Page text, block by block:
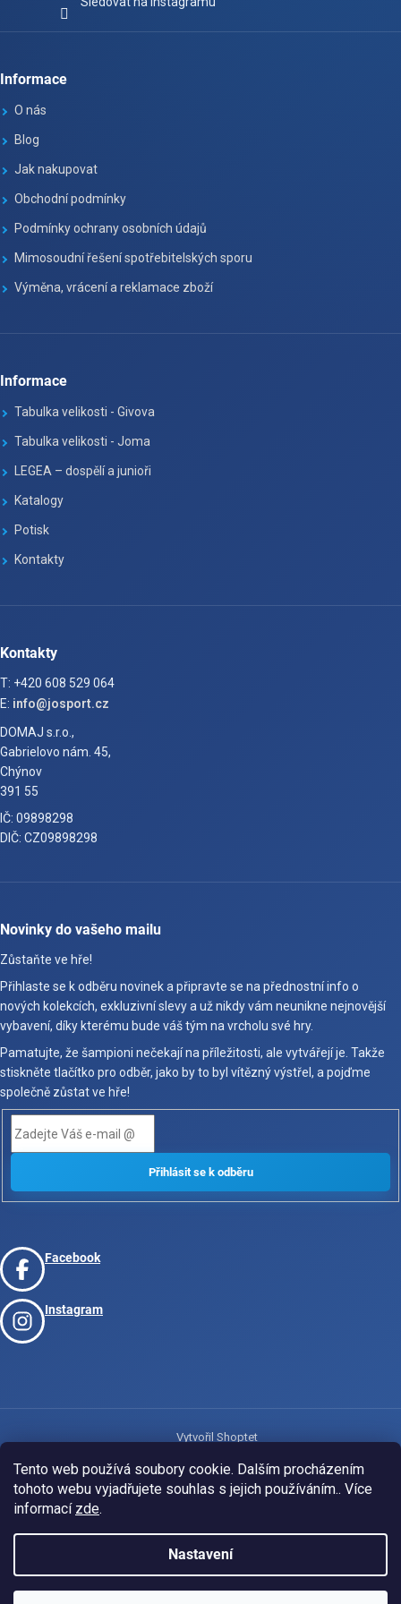
Tento web používá soubory cookie. Dalším procházením
tohoto webu vyjadřujete souhlas s jejich používáním.. Více
informací zde.
Nastavení
Informace
O nás
Blog
Jak nakupovat
Obchodní podmínky
Podmínky ochrany osobních údajů
Mimosoudní řešení spotřebitelských sporu
Výměna, vrácení a reklamace zboží
Informace
Tabulka velikosti - Givova
Tabulka velikosti - Joma
LEGEA – dospělí a junioři
Katalogy
Potisk
Kontakty
Kontakty
T: +420 608 529 064
E: info@josport.cz
DOMAJ s.r.o.,
Gabrielovo nám. 45,
Chýnov
391 55
IČ: 09898298
DIČ: CZ09898298
Novinky do vašeho mailu
Zůstaňte ve hře!
Přihlaste se k odběru novinek a připravte se na přednostní info o
nových kolekcích, exkluzivní slevy a už nikdy vám neunikne nejnovější
vybavení, díky kterému bude váš tým na vrcholu své hry.
Pamatujte, že šampioni nečekají na příležitosti, ale vytvářejí je. Takže
stiskněte tlačítko pro odběr, jako by to byl vítězný výstřel, a pojďme
společně zůstat ve hře!
Facebook
Instagram
Vytvořil Shoptet
Copyright 2026www.josport.cz. Všechna práva vyhrazena.